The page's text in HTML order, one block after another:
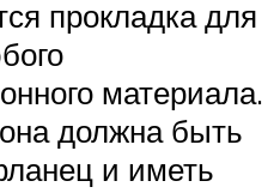
прокладка для
материала.
должна быть
и иметь